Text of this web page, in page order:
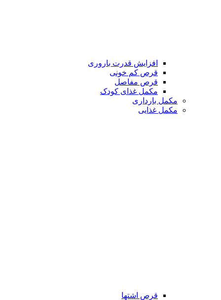
افزایش قدرت باروری
قرص کم خونی
قرص مفاصل
مکمل غذای کودک
مکمل بارداری
مکمل غذایی
قرص اشتها